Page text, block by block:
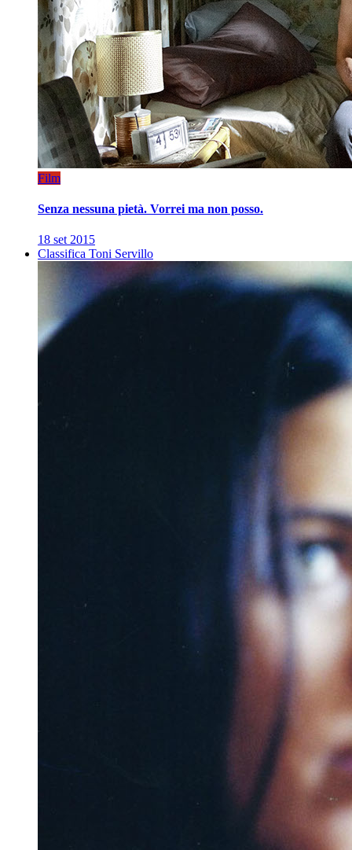
Film
Senza nessuna pietà. Vorrei ma non posso.
18 set 2015
Classifica Toni Servillo